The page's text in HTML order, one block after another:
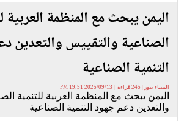
اليمن يبحث مع المنظمة العربية
الصناعية والتقييس والتعدين
التنمية الصناعية
الميناء نيوز | 245 قراءة | 2025/09/13 19:51 PM
اليمن يبحث مع المنظمة العربية للتنمية
والتعدين دعم جهود التنمية الصناعية